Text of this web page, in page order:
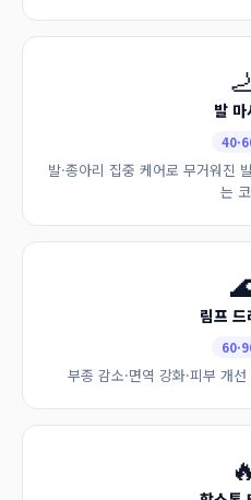
발 마
발·종아리 집중 케어로 무거워진
는
림프 드
부종 감소·면역 강화·피부 개